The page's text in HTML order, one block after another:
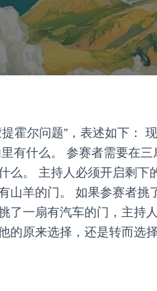
霍尔问题”，表述如下：
有什么。 参赛者需要在
么。 主持人必须开启剩下
山羊的门。 如果参赛者挑
了一扇有汽车的门，主持
的原来选择，还是转而选